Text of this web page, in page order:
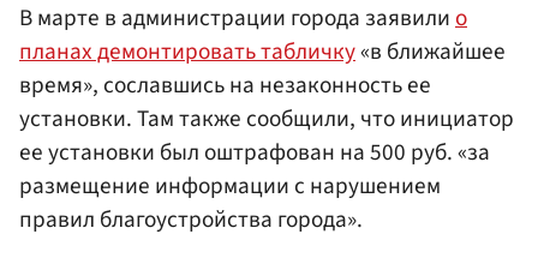
В марте в администрации города заявилио
планах демонтировать табличку«в ближайшее
время», сославшись на незаконность ее
установки. Там также сообщили, что инициатор
ее установки был оштрафован на 500 руб. «за
размещение информации с нарушением
правил благоустройства города».